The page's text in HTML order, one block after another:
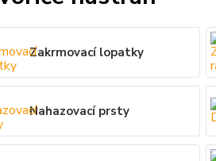
Zakrmovací lopatky
Nahazovací prsty